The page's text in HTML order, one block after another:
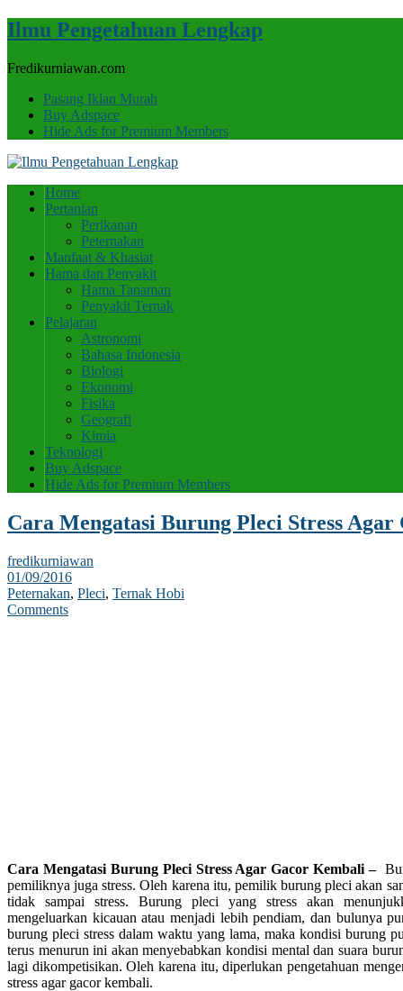
Ilmu Pengetahuan Lengkap
Fredikurniawan.com
Pasang Iklan Murah
Buy Adspace
Hide Ads for Premium Members
Home
Pertanian
Perikanan
Peternakan
Manfaat & Khasiat
Hama dan Penyakit
Hama Tanaman
Penyakit Ternak
Pelajaran
Astronomi
Bahasa Indonesia
Biologi
Ekonomi
Fisika
Geografi
Kimia
Teknologi
Buy Adspace
Hide Ads for Premium Members
Cara Mengatasi Burung Pleci Stress
fredikurniawan
01/09/2016
Peternakan, Pleci, Ternak Hobi
Comments
Cara Mengatasi Burung Pleci Stress Agar Gacor Kembali –
pemiliknya juga stress. Oleh karena itu, pemilik burung pleci akan
tidak sampai stress. Burung pleci yang stress akan
mengeluarkan kicauan atau menjadi lebih pendiam, dan bulunya
burung pleci stress dalam waktu yang lama, maka kondisi burung
terus menurun ini akan menyebabkan kondisi mental dan suara
lagi dikompetisikan. Oleh karena itu, diperlukan pengetahuan
stress agar gacor kembali.